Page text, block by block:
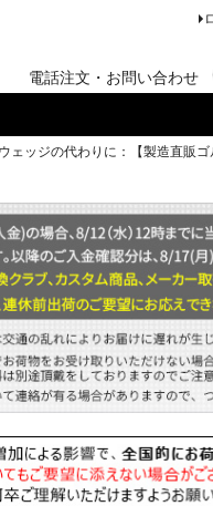
電話注文・お問い合わせ
ェッジの代わりに：【製造直販